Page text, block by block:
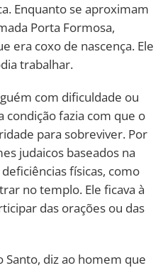
Enquanto se aproximam
Porta Formosa,
era coxo de nascença. Ele
trabalhar.
com dificuldade ou
condição fazia com que o
para sobreviver. Por
judaicos baseados na
físicas, como
no templo. Ele ficava à
das orações ou das
Santo, diz ao homem que